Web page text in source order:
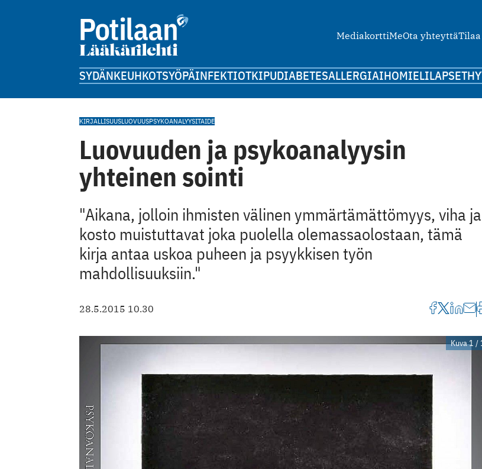
MediakorttiMeOta yhteyttä
SYDÄNKEUHKOTSYÖPÄINFEKTIOTKIPUDIABETESALLERGIAIHOMIELILAPSET
KIRJALLISUUSLUOVUUSPSYKOANALYYSITAIDE
Luovuuden ja psykoanalyysin
yhteinen sointi
"Aikana, jolloin ihmisten välinen ymmärtämättömyys, viha ja
kosto muistuttavat joka puolella olemassaolostaan, tämä
kirja antaa uskoa puheen ja psyykkisen työn
mahdollisuuksiin."
28.5.2015 10.30
Kuva 1 /